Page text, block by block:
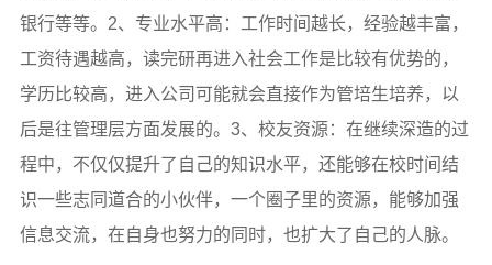
银行等等。2、专业水平高：工作时间越长，经验越丰富，
工资待遇越高，读完研再进入社会工作是比较有优势的，
学历比较高，进入公司可能就会直接作为管培生培养，以
后是往管理层方面发展的。3、校友资源：在继续深造的过
程中，不仅仅提升了自己的知识水平，还能够在校时间结
识一些志同道合的小伙伴，一个圈子里的资源，能够加强
信息交流，在自身也努力的同时，也扩大了自己的人脉。